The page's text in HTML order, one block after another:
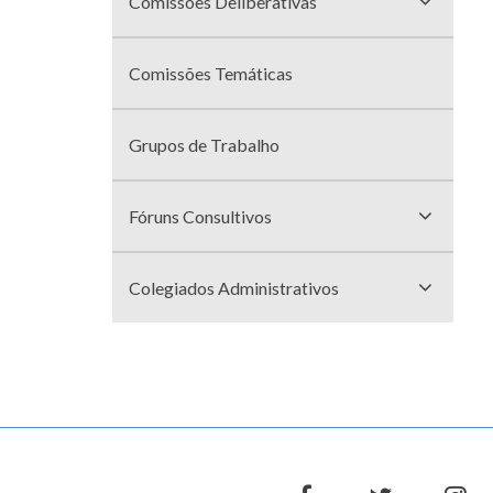
Comissões Temáticas
Grupos de Trabalho
Fóruns Consultivos
Colegiados Administrativos